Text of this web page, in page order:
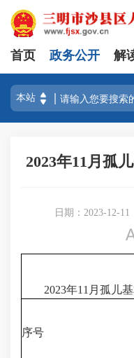
首页 政务公开 解
2023年11月孤
日期：2023-12-11
2023年11月孤儿基
序号